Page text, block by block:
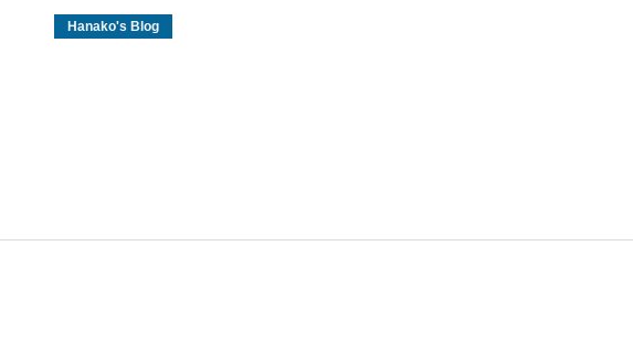
Hanako's Blog